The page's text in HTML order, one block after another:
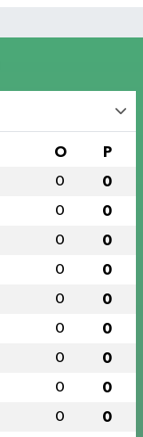
O P
0 0
0 0
0 0
0 0
0 0
0 0
0 0
0 0
0 0